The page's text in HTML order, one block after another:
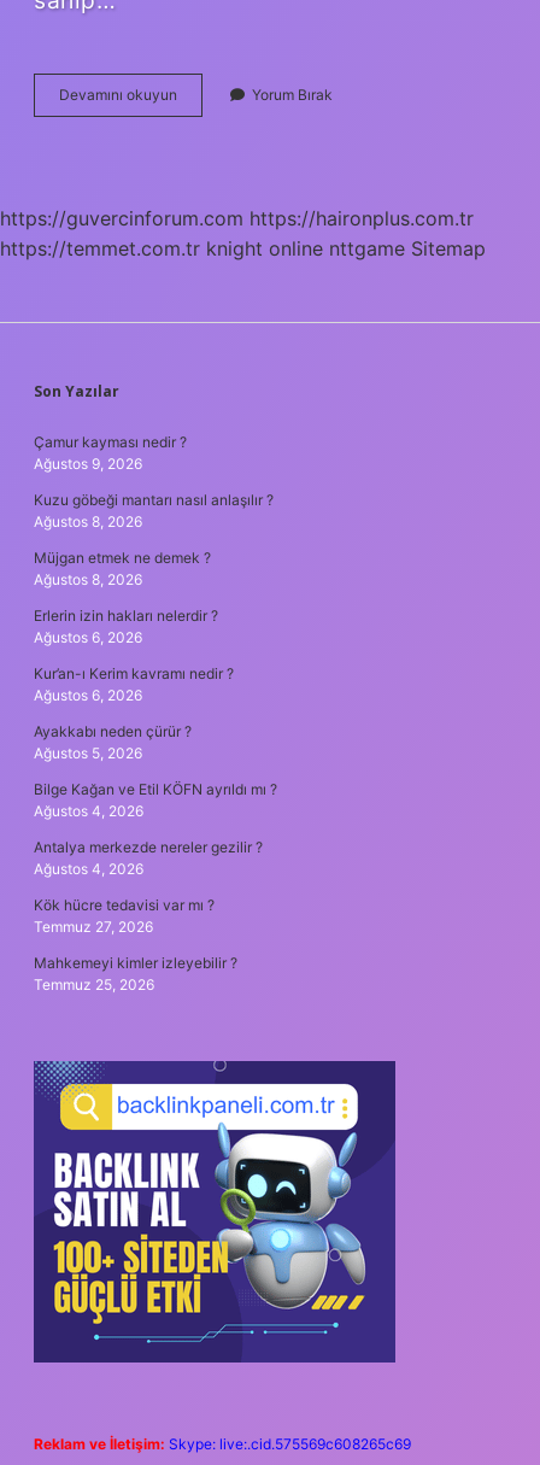
Devamını okuyun
Eğitimi
Yorum Bırak
https://guvercinforum.com https://haironplus.com.tr
https://temmet.com.tr knight online nttgame Sitemap
SIDEBAR
Son Yazılar
Çamur kayması nedir ?
Ağustos 9, 2026
Kuzu göbeği mantarı nasıl anlaşılır ?
Ağustos 8, 2026
Müjgan etmek ne demek ?
Ağustos 8, 2026
Erlerin izin hakları nelerdir ?
Ağustos 6, 2026
Kur’an-ı Kerim kavramı nedir ?
Ağustos 6, 2026
Ayakkabı neden çürür ?
Ağustos 5, 2026
Bilge Kağan ve Etil KÖFN ayrıldı mı ?
Ağustos 4, 2026
Antalya merkezde nereler gezilir ?
Ağustos 4, 2026
Kök hücre tedavisi var mı ?
Temmuz 27, 2026
Mahkemeyi kimler izleyebilir ?
Temmuz 25, 2026
Reklam ve İletişim: Skype: live:.cid.575569c608265c69